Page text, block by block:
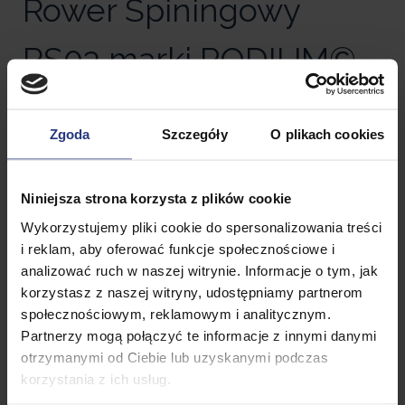
Zgoda Szczegóły O plikach cookies
Niniejsza strona korzysta z plików cookie
Wykorzystujemy pliki cookie do spersonalizowania treści
i reklam, aby oferować funkcje społecznościowe i
analizować ruch w naszej witrynie. Informacje o tym, jak
korzystasz z naszej witryny, udostępniamy partnerom
społecznościowym, reklamowym i analitycznym.
Partnerzy mogą połączyć te informacje z innymi danymi
otrzymanymi od Ciebie lub uzyskanymi podczas
korzystania z ich usług.
Rower Spiningowy
RS03 marki PODIUM©
sezonu do ćwiczeń crossfitowych i
najwyższej jakościzapewnia komfort i
bezpieczeństwo podczas ćwiczeń. Produkt posiada
lata gwarancji na elementy stalowe z
serwisowaniem na terenie kraju. Prezentowane na
aukcji urządzenie treningowe, to idealne rozwiązanie
na szybkie spalaniezbędnej tkanki tłuszczowej i
utrzymywanie kondycji na najwyższym poziomie.